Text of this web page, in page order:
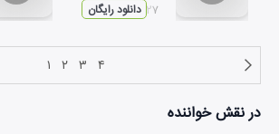
۰۳:۲۷دانلود رایگان
۱ ۲ ۳ ۴
در نقشخواننده